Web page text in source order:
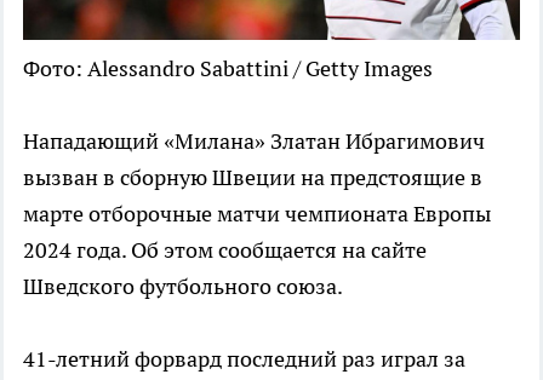
Фото: Alessandro Sabattini / Getty Images
Нападающий «Милана» Златан Ибрагимович
вызван в сборную Швеции на предстоящие в
марте отборочные матчи чемпионата Европы
2024 года. Об этом сообщается на сайте
Шведского футбольного союза.
41-летний форвард последний раз играл за